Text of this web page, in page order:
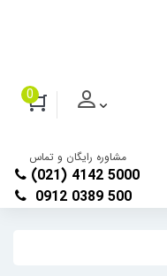
0
مشاوره رایگان و تماس
(021) 4142 5000
0912 0389 500